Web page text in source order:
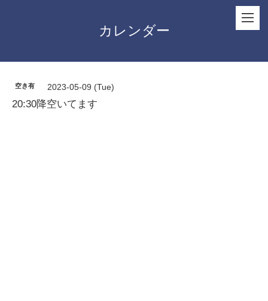
カレンダー
空き有 2023-05-09 (Tue)
20:30降空いてます